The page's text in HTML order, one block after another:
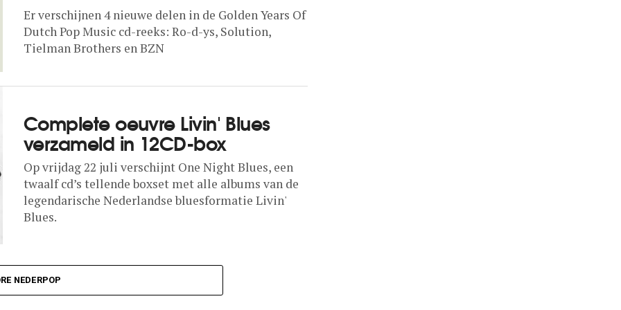
Er verschijnen 4 nieuwe delen in de Golden Years Of
Dutch Pop Music cd-reeks: Ro-d-ys, Solution,
Tielman Brothers en BZN
Complete oeuvre Livin' Blues
verzameld in 12CD-box
Op vrijdag 22 juli verschijnt One Night Blues, een
twaalf cd’s tellende boxset met alle albums van de
legendarische Nederlandse bluesformatie Livin'
Blues.
NEDERPOP